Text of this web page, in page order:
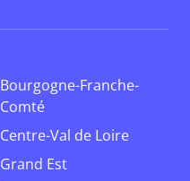
Bourgogne-Franche-
Comté
Centre-Val de Loire
Grand Est